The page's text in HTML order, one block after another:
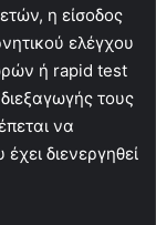
η είσοδος
ελέγχου
ή rapid test
τους
να
διενεργηθεί